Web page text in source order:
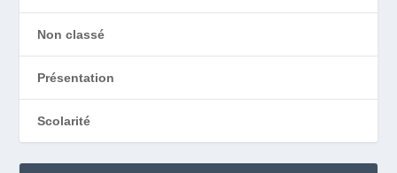
Non classé
Présentation
Scolarité